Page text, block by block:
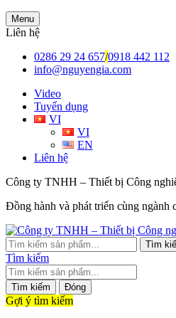
Menu
Liên hệ
0286 29 24 657/0918 442 112
info@nguyengia.com
Video
Tuyển dụng
VI
VI
EN
Liên hệ
Công ty TNHH – Thiết bị Công
Đồng hành và phát triển cùng ngành
Tìm
Tìm kiếm
Tìm kiếm Đóng
Gợi ý tìm kiếm